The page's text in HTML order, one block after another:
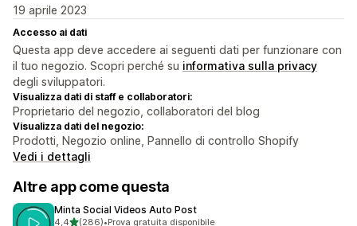
19 aprile 2023
Accesso ai dati
Questa app deve accedere ai seguenti dati per funzionare con
il tuo negozio. Scopri perché su informativa sulla privacy
degli sviluppatori.
Visualizza dati di staff e collaboratori:
Proprietario del negozio, collaboratori del blog
Visualizza dati del negozio:
Prodotti, Negozio online, Pannello di controllo Shopify
Vedi i dettagli
Altre app come questa
Minta Social Videos Auto Post
4,4stelle su 5
(286)•Prova gratuita disponibile